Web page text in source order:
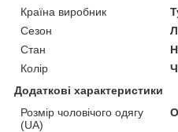
Країна виробник
Сезон
Стан
Колір
Додаткові характеристики
Розмір чоловічого одягу
(UA)